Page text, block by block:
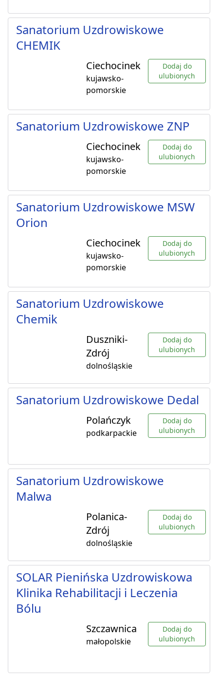
Sanatorium Uzdrowiskowe
CHEMIK
Ciechocinek
kujawsko-
pomorskie
Dodaj do
ulubionych
Sanatorium Uzdrowiskowe ZNP
Ciechocinek
kujawsko-
pomorskie
Dodaj do
ulubionych
Sanatorium Uzdrowiskowe MSW
Orion
Ciechocinek
kujawsko-
pomorskie
Dodaj do
ulubionych
Sanatorium Uzdrowiskowe
Chemik
Duszniki-
Zdrój
dolnośląskie
Dodaj do
ulubionych
Sanatorium Uzdrowiskowe Dedal
Polańczyk
podkarpackie
Dodaj do
ulubionych
Sanatorium Uzdrowiskowe
Malwa
Polanica-
Zdrój
dolnośląskie
Dodaj do
ulubionych
SOLAR Pienińska Uzdrowiskowa
Klinika Rehabilitacji i Leczenia
Bólu
Szczawnica
małopolskie
Dodaj do
ulubionych